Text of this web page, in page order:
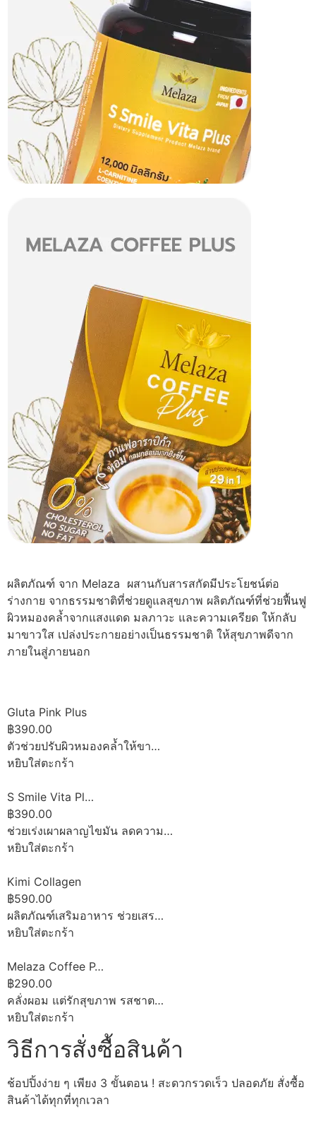
ผลิตภัณฑ์ จาก Melaza ผสานกับสารสกัดมีประโยชน์ต่อ
ร่างกาย จากธรรมชาติที่ช่วยดูแลสุขภาพ ผลิตภัณฑ์ที่ช่วยฟื้นฟู
ผิวหมองคล้ำจากแสงแดด มลภาวะ และความเครียด ให้กลับ
มาขาวใส เปล่งประกายอย่างเป็นธรรมชาติ ให้สุขภาพดีจาก
ภายในสู่ภายนอก
Gluta Pink Plus
฿390.00
ตัวช่วยปรับผิวหมองคล้ำให้ขา…
หยิบใส่ตะกร้า
S Smile Vita Pl…
฿390.00
ช่วยเร่งเผาผลาญไขมัน ลดความ…
หยิบใส่ตะกร้า
Kimi Collagen
฿590.00
ผลิตภัณฑ์เสริมอาหาร ช่วยเสร…
หยิบใส่ตะกร้า
Melaza Coffee P…
฿290.00
คลั่งผอม แต่รักสุขภาพ รสชาต…
หยิบใส่ตะกร้า
วิธีการสั่งซื้อสินค้า
ช้อปปิ้งง่าย ๆ เพียง 3 ขั้นตอน ! สะดวกรวดเร็ว ปลอดภัย สั่งซื้อ
สินค้าได้ทุกที่ทุกเวลา